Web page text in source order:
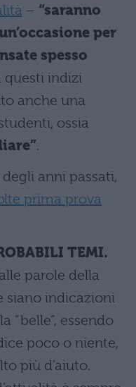
– “saranno
per
spesso
questi indizi
anche una
ossia
.
anni passati,
prima prova
TEMI.
parole della
siano indicazioni
“belle”, essendo
poco o niente,
più d’aiuto.